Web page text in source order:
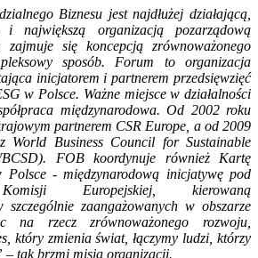
Biznesu jest najdłużej działającą,
największą organizacją pozarządową
się koncepcją zrównoważonego
sposób. Forum to organizacja
inicjatorem i partnerem przedsięwzięć
w Polsce. Ważne miejsce w działalności
międzynarodowa. Od 2002 roku
partnerem CSR Europe, a od 2009
World Business Council for Sustainable
FOB koordynuje również Kartę
Polsce - międzynarodową inicjatywę pod
Europejskiej, kierowaną
szczególnie zaangażowanych w obszarze
na rzecz zrównoważonego rozwoju,
który zmienia świat, łączymy ludzi, którzy
– tak brzmi misja organizacji.